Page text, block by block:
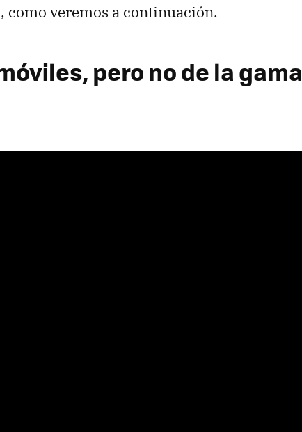
veremos a continuación.
pero no de la gama